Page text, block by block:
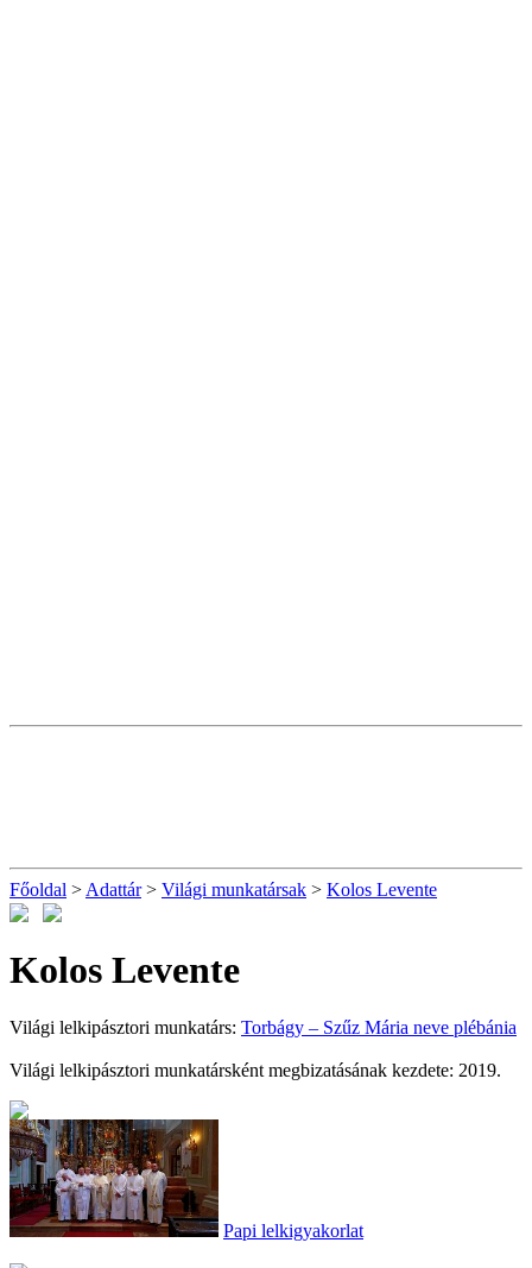
Főoldal > Adattár> Világi munkatársak > Kolos Levente
Kolos Levente
Világi lelkipásztori munkatárs: Torbágy – Szűz Mária neve plébánia
Világi lelkipásztori munkatársként megbizatásának kezdete: 2019.
Papi lelkigyakorlat